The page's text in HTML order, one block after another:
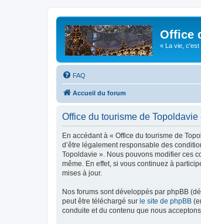
Office
« La vie, c'est
FAQ
Accueil du forum
Office du tourisme de
En accédant à « Office du tourisme de
d’être légalement responsable des
Topoldavie ». Nous pouvons modifier ces
même. En effet, si vous continuez à
mises à jour.
Nos forums sont développés par phpBB
peut être téléchargé sur le site de phpBB
conduite et du contenu que nous